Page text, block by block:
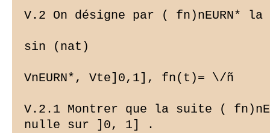
V.2 On désigne par (
sin (nat)
VnEURN*, Vte]0,1], fn(t)= \/ñ
V.2.1 Montrer que la suite (
nulle sur ]0, 1] .